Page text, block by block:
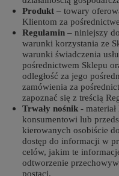
Produkt – towary
Klientom za
Regulamin – niniejszy
warunki korzystania ze
warunki świadczenia
pośrednictwem Sklepu
odległość za jego
zamówienia za
zapoznać się z treścią
Trwały nośnik -
konsumentowi lub
kierowanych osobiście
dostęp do informacji w
celów, jakim te
odtworzenie
postaci.